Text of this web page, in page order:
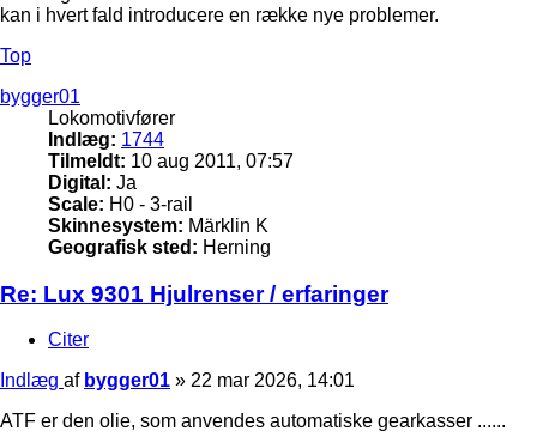
kan i hvert fald introducere en række nye problemer.
Top
bygger01
Lokomotivfører
Indlæg: 1744
Tilmeldt: 10 aug 2011, 07:57
Digital: Ja
Scale: H0 - 3-rail
Skinnesystem: Märklin K
Geografisk sted: Herning
Re: Lux 9301 Hjulrenser / erfaringer
Citer
Indlæg af bygger01 » 22 mar 2026, 14:01
ATF er den olie, som anvendes automatiske gearkasser ......